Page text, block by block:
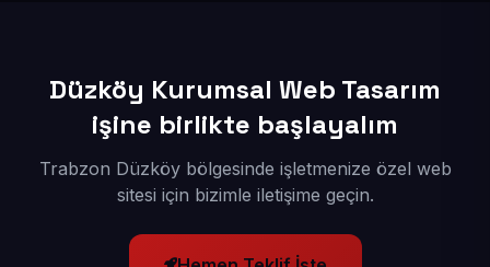
Düzköy Kurumsal Web Tasarım
işine birlikte başlayalım
Trabzon Düzköy bölgesinde işletmenize özel web
sitesi için bizimle iletişime geçin.